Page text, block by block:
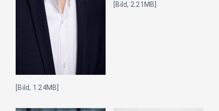
[Bild, 1.24MB]
[Bild, 2.21MB]